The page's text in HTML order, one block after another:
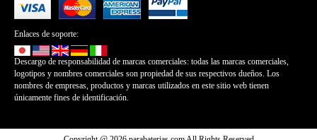
Enlaces de soporte:
Descargo de responsabilidad de marcas comerciales: todas las marcas comerciales,
logotipos y nombres comerciales son propiedad de sus respectivos dueños. Los
nombres de empresas, productos y marcas utilizados en este sitio web tienen
únicamente fines de identificación.